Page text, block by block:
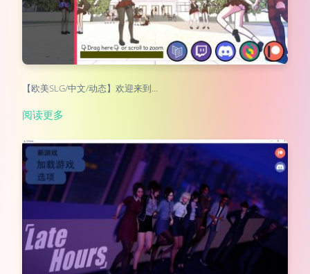
【欧美SLG/中文/动态】欢迎来到…
阅读更多